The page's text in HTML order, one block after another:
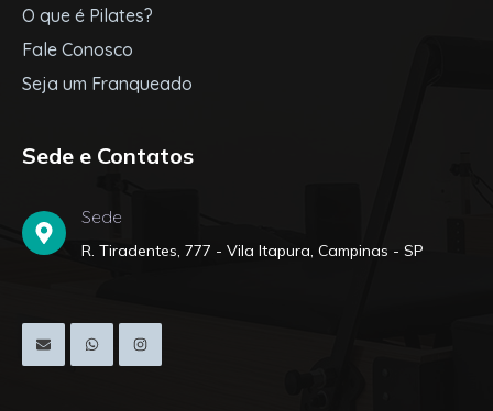
O que é Pilates?
Fale Conosco
Seja um Franqueado
Sede e Contatos
Sede
R. Tiradentes, 777 - Vila Itapura, Campinas - SP